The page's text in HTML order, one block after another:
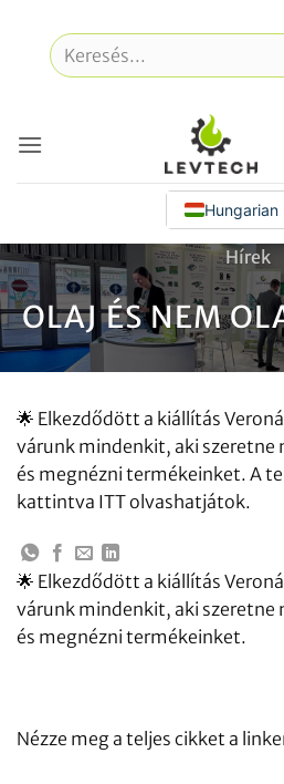
tartalomra
Keresés
a
Hungarian
Hírek
OLAJ ÉS NEM
🌟 Elkezdődött a kiállítás
várunk mindenkit, aki
és megnézni termékeinket. A
kattintva ITT olvashatjátok.
🌟 Elkezdődött a kiállítás
várunk mindenkit, aki
és megnézni termékeinket.
Nézze meg a teljes cikket a